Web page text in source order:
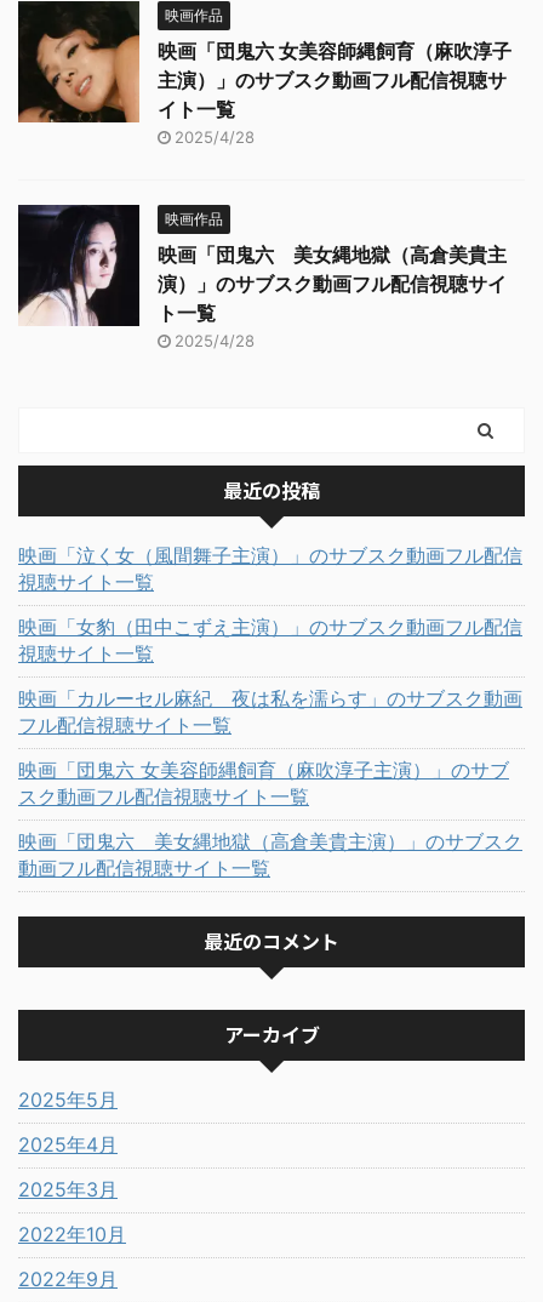
映画作品
映画「団鬼六 女美容師縄飼育（麻吹淳子
主演）」のサブスク動画フル配信視聴サ
イト一覧
2025/4/28
映画作品
映画「団鬼六 美女縄地獄（高倉美貴主
演）」のサブスク動画フル配信視聴サイ
ト一覧
2025/4/28
最近の投稿
映画「泣く女（風間舞子主演）」のサブスク動画フル配信
視聴サイト一覧
映画「女豹（田中こずえ主演）」のサブスク動画フル配信
視聴サイト一覧
映画「カルーセル麻紀 夜は私を濡らす」のサブスク動画
フル配信視聴サイト一覧
映画「団鬼六 女美容師縄飼育（麻吹淳子主演）」のサブ
スク動画フル配信視聴サイト一覧
映画「団鬼六 美女縄地獄（高倉美貴主演）」のサブスク
動画フル配信視聴サイト一覧
最近のコメント
アーカイブ
2025年5月
2025年4月
2025年3月
2022年10月
2022年9月